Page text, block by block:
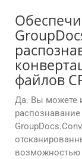
файлов
Да. Вы можете
возможностью